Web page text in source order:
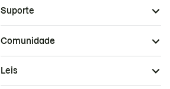
Suporte
Comunidade
Leis